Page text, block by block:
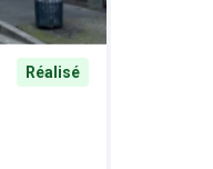
Réalisé